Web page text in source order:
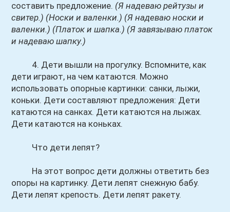
составить предложение. (Я надеваю рейтузы и
свитер.) (Носки и валенки.) (Я надеваю носки и
валенки.) (Платок и шапка.) (Я завязываю платок
и надеваю шапку.)
4. Дети вышли на прогулку. Вспомните, как
дети играют, на чем катаются. Можно
использовать опорные картинки: санки, лыжи,
коньки. Дети составляют предложения: Дети
катаются на санках. Дети катаются на лыжах.
Дети катаются на коньках.
Что дети лепят?
На этот вопрос дети должны ответить без
опоры на картинку. Дети лепят снежную бабу.
Дети лепят крепость. Дети лепят ракету.